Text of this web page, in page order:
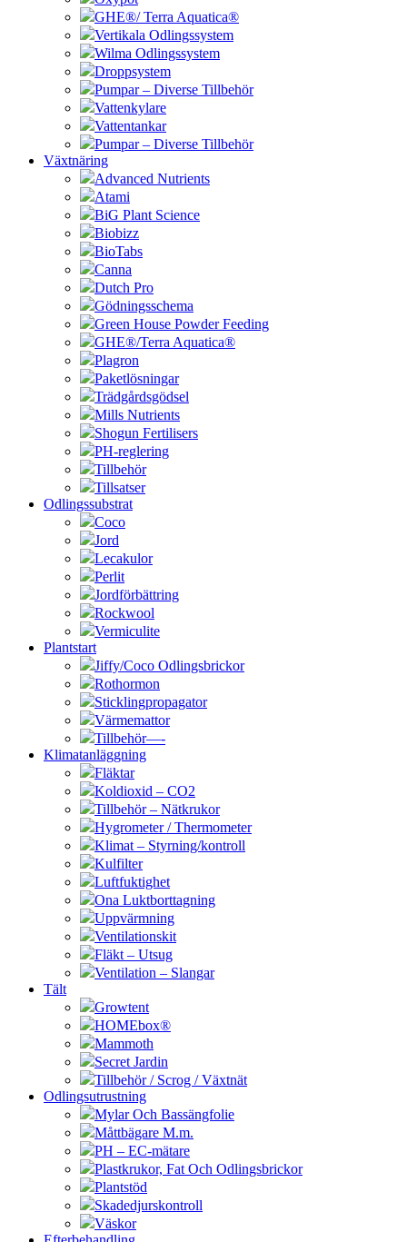
GHE®/ Terra Aquatica®
Vertikala Odlingssystem
Wilma Odlingssystem
Droppsystem
Pumpar – Diverse Tillbehör
Vattenkylare
Vattentankar
Pumpar – Diverse Tillbehör
Växtnäring
Advanced Nutrients
Atami
BiG Plant Science
Biobizz
BioTabs
Canna
Dutch Pro
Gödningsschema
Green House Powder Feeding
GHE®/Terra Aquatica®
Plagron
Paketlösningar
Trädgårdsgödsel
Mills Nutrients
Shogun Fertilisers
PH-reglering
Tillbehör
Tillsatser
Odlingssubstrat
Coco
Jord
Lecakulor
Perlit
Jordförbättring
Rockwool
Vermiculite
Plantstart
Jiffy/Coco Odlingsbrickor
Rothormon
Sticklingpropagator
Värmemattor
Tillbehör—-
Klimatanläggning
Fläktar
Koldioxid – CO2
Tillbehör – Nätkrukor
Hygrometer / Thermometer
Klimat – Styrning/kontroll
Kulfilter
Luftfuktighet
Ona Luktborttagning
Uppvärmning
Ventilationskit
Fläkt – Utsug
Ventilation – Slangar
Tält
Growtent
HOMEbox®
Mammoth
Secret Jardin
Tillbehör / Scrog / Växtnät
Odlingsutrustning
Mylar Och Bassängfolie
Måttbägare M.m.
PH – EC-mätare
Plastkrukor, Fat Och Odlingsbrickor
Plantstöd
Skadedjurskontroll
Väskor